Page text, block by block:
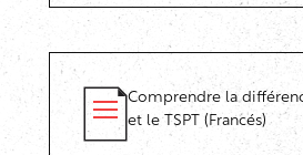
Comprendre la
et le TSPT (Francés)